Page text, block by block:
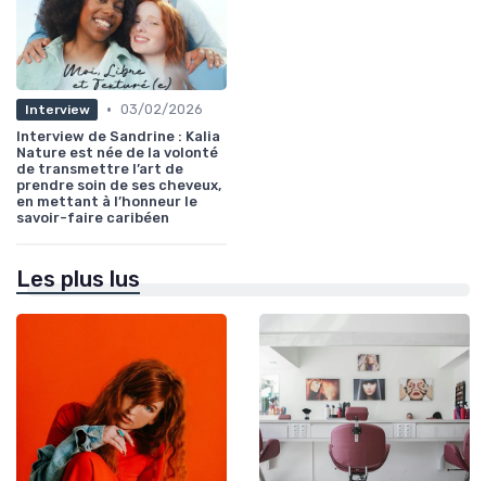
Interview • 03/02/2026
Interview de Sandrine : Kalia
Nature est née de la volonté
de transmettre l’art de
prendre soin de ses cheveux,
en mettant à l’honneur le
savoir-faire caribéen
Les plus lus